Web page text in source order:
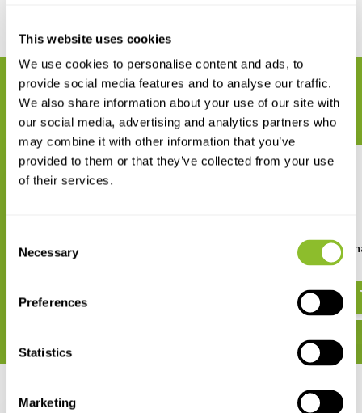
This website uses cookies
We use cookies to personalise content and ads, to
provide social media features and to analyse our traffic.
We also share information about your use of our site with
our social media, advertising and analytics partners who
may combine it with other information that you’ve
provided to them or that they’ve collected from your use
of their services.
Selection
Necessary
Preferences
Statistics
Marketing
GERELATEERDE PRODUCTEN
Maak uw bestelling compleet
Reptiles of the Lesser Antilles Reptiles of the
Recent bekeken